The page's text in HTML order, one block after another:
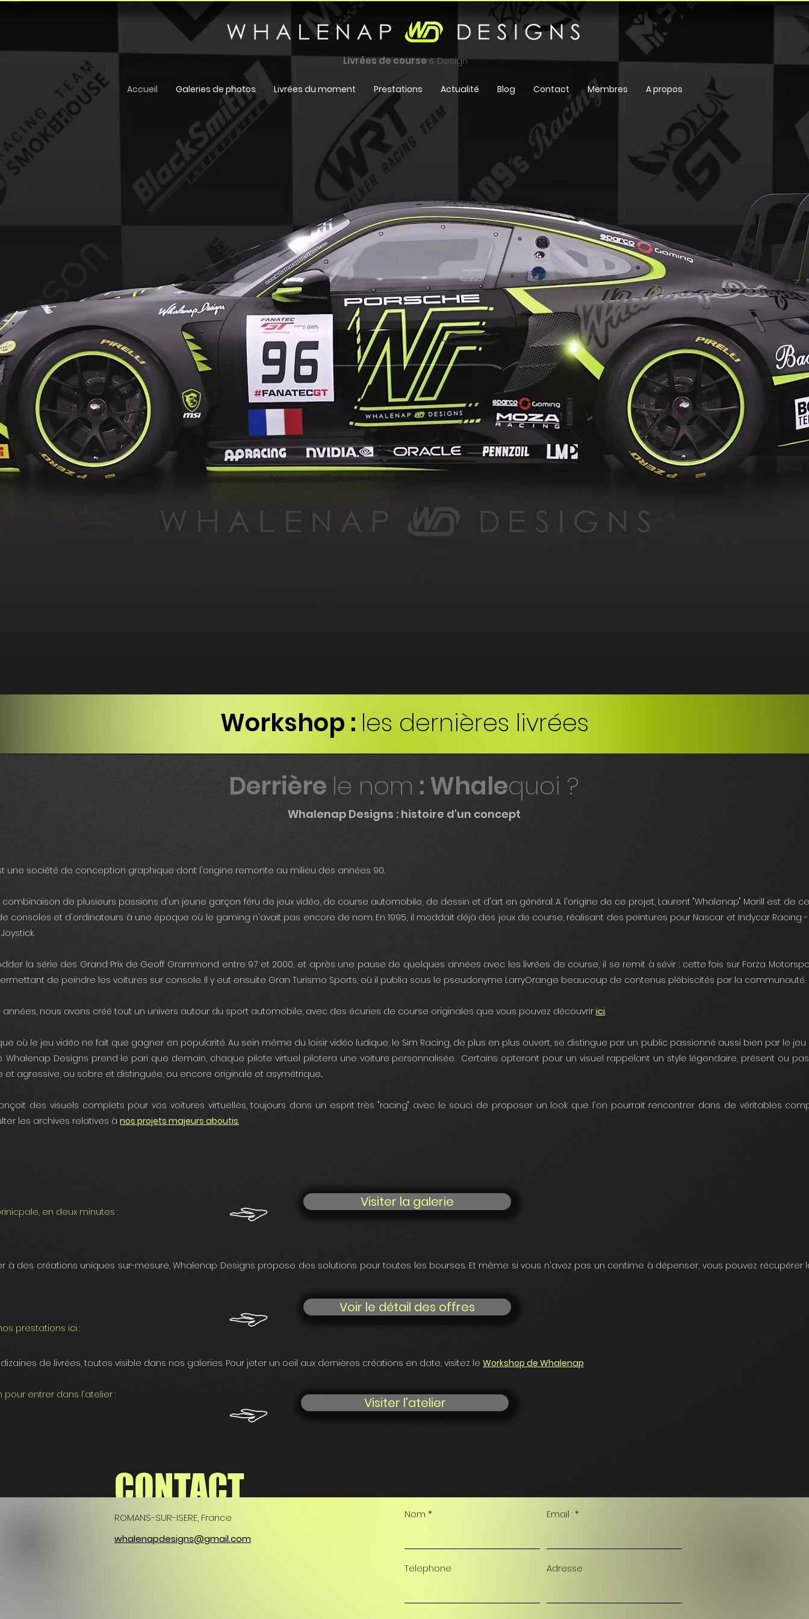
Livrées de course& Design
Accueil Galeries de photos Livrées du moment Prestations Actualité Blog Contact Membres A propos
See me
Workshop : les dernières livrées
Derrière le nom : Whalequoi ?
Whalenap Designs : histoire d'un concept
une société de conception graphique dont l'origine remonte au milieu des années 90.
de plusieurs passions d'un jeune garçon féru de jeux vidéo, de course automobile, de dessin et d'art en général. A l'origine de ce projet, Laurent "Whalenap" Marill est de
consoles et d'ordinateurs à une époque où le gaming n'avait pas encore de nom. En 1995, il moddait déjà des jeux de course, réalisant des peintures pour Nascar et Indycar Racing
la série des Grand Prix de Geoff Grammond entre 97 et 2000, et après une pause de quelques années avec les livrées de course, il se remit à sévir : cette fois sur Forza
de peindre les voitures sur console. Il y eut ensuite Gran Turismo Sports, où il publia sous le pseudonyme LarryOrange beaucoup de contenus plébiscités par la communauté.
nous avons créé tout un univers autour du sport automobile, avec des écuries de course originales que vous pouvez découvrir ici.
où le jeu vidéo ne fait que gagner en popularité. Au sein même du loisir vidéo ludique, le Sim Racing, de plus en plus ouvert, se distingue par un public passionné aussi bien par le
Whalenap Designs prend le pari que demain, chaque pilote virtuel pilotera une voiture personnalisée. Certains opteront pour un visuel rappelant un style légendaire, présent ou
agressive, ou sobre et distinguée, ou encore originale et asymétrique...
des visuels complets pour vos voitures virtuelles, toujours dans un esprit très "racing" avec le souci de proposer un look que l'on pourrait rencontrer dans de véritables
les archives relatives à nos projets majeurs aboutis.
Visiter la galerie
en deux minutes :
à des créations uniques sur-mesure, Whalenap Designs propose des solutions pour toutes les bourses. Et même si vous n'avez pas un centime à dépenser, vous pouvez
prestations ici :
Voir le détail des offres
de livrées, toutes visible dans nos galeries. Pour jeter un oeil aux dernières créations en date, visitez le Workshop de Whalenap
pour entrer dans l'atelier : Visiter l'atelier
CONTACT
ROMANS-SUR-ISERE, France
whalenapdesigns@gmail.com
Nom Email :
Telephone Adresse